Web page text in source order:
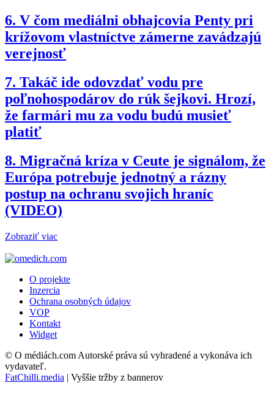
6. V čom mediálni obhajcovia Penty pri
krížovom vlastníctve zámerne zavádzajú
verejnosť
7. Takáč ide odovzdať vodu pre
poľnohospodárov do rúk šejkovi. Hrozí,
že farmári mu za vodu budú musieť
platiť
8. Migračná kríza v Ceute je signálom, že
Európa potrebuje jednotný a rázny
postup na ochranu svojich hraníc
(VIDEO)
Zobraziť viac
O projekte
Inzercia
Ochrana osobných údajov
VOP
Kontakt
Widget
© O médiách.com Autorské práva sú vyhradené a vykonáva ich
vydavateľ.
FatChilli.media | Vyššie tržby z bannerov